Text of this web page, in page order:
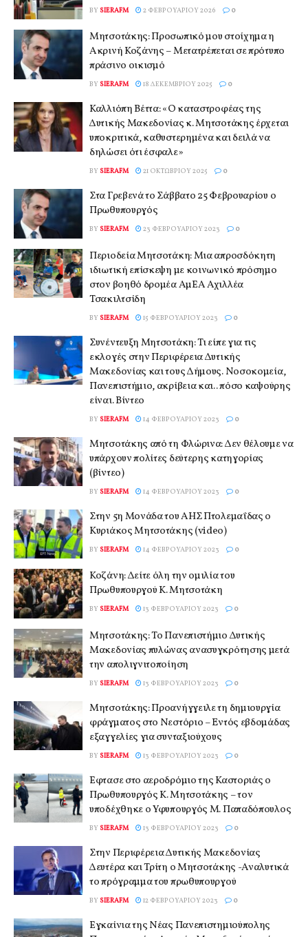
BY SIERAFM 2 ΦΕΒΡΟΥΑΡΊΟΥ 2026 0
Μητσοτάκης: Προσωπικό μου στοίχημα η
Ακρινή Κοζάνης – Μετατρέπεται σε πρότυπο
πράσινο οικισμό
BY SIERAFM 18 ΔΕΚΕΜΒΡΊΟΥ 2025 0
Καλλιόπη Βέττα: «Ο καταστροφέας της
Δυτικής Μακεδονίας κ. Μητσοτάκης έρχεται
υποκριτικά, καθυστερημένα και δειλά να
δηλώσει ότι έσφαλε»
BY SIERAFM 21 ΟΚΤΩΒΡΊΟΥ 2025 0
Στα Γρεβενά το Σάββατο 25 Φεβρουαρίου ο
Πρωθυπουργός
BY SIERAFM 23 ΦΕΒΡΟΥΑΡΊΟΥ 2023 0
Περιοδεία Μητσοτάκη: Μια απροσδόκητη
ιδιωτική επίσκεψη με κοινωνικό πρόσημο
στον βοηθό δρομέα ΑμΕΑ Αχιλλέα
Τσακιλτσίδη
BY SIERAFM 15 ΦΕΒΡΟΥΑΡΊΟΥ 2023 0
Συνέντευξη Μητσοτάκη: Τι είπε για τις
εκλογές στην Περιφέρεια Δυτικής
Μακεδονίας και τους Δήμους. Νοσοκομεία,
Πανεπιστήμιο, ακρίβεια και.. πόσο καψούρης
είναι. Βίντεο
BY SIERAFM 14 ΦΕΒΡΟΥΑΡΊΟΥ 2023 0
Μητσοτάκης από τη Φλώρινα: Δεν θέλουμε να
υπάρχουν πολίτες δεύτερης κατηγορίας
(βίντεο)
BY SIERAFM 14 ΦΕΒΡΟΥΑΡΊΟΥ 2023 0
Στην 5η Μονάδα του ΑΗΣ Πτολεμαΐδας ο
Κυριάκος Μητσοτάκης (video)
BY SIERAFM 14 ΦΕΒΡΟΥΑΡΊΟΥ 2023 0
Κοζάνη: Δείτε όλη την ομιλία του
Πρωθυπουργού Κ. Μητσοτάκη
BY SIERAFM 13 ΦΕΒΡΟΥΑΡΊΟΥ 2023 0
Μητσοτάκης: Το Πανεπιστήμιο Δυτικής
Μακεδονίας πυλώνας ανασυγκρότησης μετά
την απολιγνιτοποίηση
BY SIERAFM 13 ΦΕΒΡΟΥΑΡΊΟΥ 2023 0
Μητσοτάκης: Προανήγγειλε τη δημιουργία
φράγματος στο Νεστόριο – Eντός εβδομάδας
εξαγγελίες για συνταξιούχους
BY SIERAFM 13 ΦΕΒΡΟΥΑΡΊΟΥ 2023 0
Έφτασε στο αεροδρόμιο της Καστοριάς ο
Πρωθυπουργός Κ. Μητσοτάκης – τον
υποδέχθηκε ο Υφυπουργός Μ. Παπαδόπουλος
BY SIERAFM 13 ΦΕΒΡΟΥΑΡΊΟΥ 2023 0
Στην Περιφέρεια Δυτικής Μακεδονίας
Δευτέρα και Τρίτη ο Μητσοτάκης -Αναλυτικά
το πρόγραμμα του πρωθυπουργού
BY SIERAFM 12 ΦΕΒΡΟΥΑΡΊΟΥ 2023 0
Εγκαίνια της Νέας Πανεπιστημιούπολης